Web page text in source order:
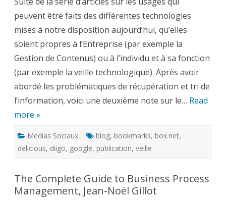
Gestion
de
Contenus
–
2
peuvent être faits des différentes technologies
mises à notre disposition aujourd’hui, qu’elles
soient propres à l’Entreprise (par exemple la
Gestion de Contenus) ou à l’individu et à sa fonction
(par exemple la veille technologique). Après avoir
abordé les problématiques de récupération et tri de
l’information, voici une deuxième note sur le… Read
more »
Medias Sociaux blog, bookmarks, box.net,
delicious, diigo, google, publication, veille
The Complete Guide to Business Process
Management, Jean-Noël Gillot